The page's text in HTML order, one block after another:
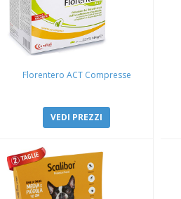
Florentero ACT Compresse
VEDI PREZZI